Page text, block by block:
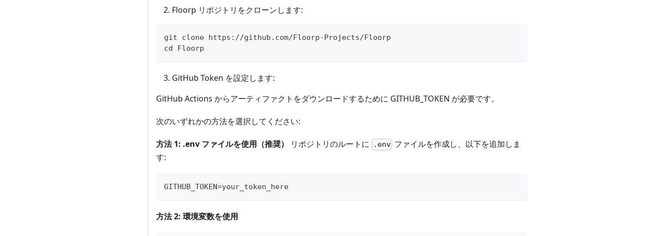
Floorp リポジトリをクローンします:
git clone https://github.com/Floorp-Projects/Floorp
cd Floorp
GitHub Token を設定します:
GitHub Actions からアーティファクトをダウンロードするために GITHUB_TOKEN が必要です。
次のいずれかの方法を選択してください:
方法 1: .env ファイルを使用（推奨） リポジトリのルートに .env ファイルを作成し、以下を追加しま
す:
GITHUB_TOKEN=your_token_here
方法 2: 環境変数を使用